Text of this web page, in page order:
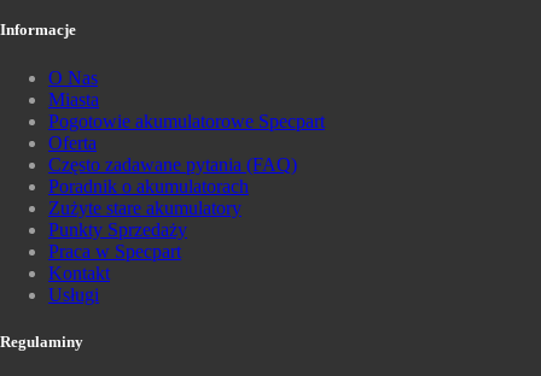
Informacje
O Nas
Miasta
Pogotowie akumulatorowe Specpart
Oferta
Często zadawane pytania (FAQ)
Poradnik o akumulatorach
Zużyte stare akumulatory
Punkty Sprzedaży
Praca w Specpart
Kontakt
Usługi
Regulaminy